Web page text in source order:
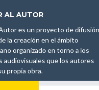
AL AUTOR
es un proyecto de
la creación en el ámbito
organizado en torno a los
audiovisuales que los autores
propia obra.